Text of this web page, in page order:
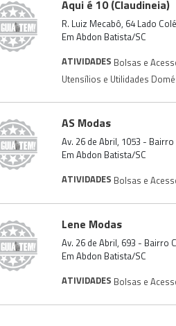
Aqui é 10 (Claudineia)
R. Luiz Mecabô, 64 Lado
Em Abdon Batista/SC
ATIVIDADES Bolsas e
Utensílios e Utilidades
AS Modas
Av. 26 de Abril, 1053 -
Em Abdon Batista/SC
ATIVIDADES Bolsas e
Lene Modas
Av. 26 de Abril, 693 - Bairro
Em Abdon Batista/SC
ATIVIDADES Bolsas e